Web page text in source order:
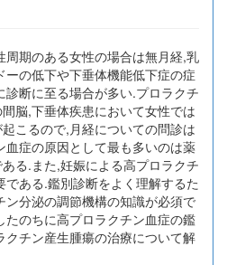
周期のある女性の場合は無月経,乳
の低下や下垂体機能低下症の症
断に至る場合が多い.プロラクチ
脳,下垂体疾患において女性では
こるので,月経についての問診は
症の原因として最も多いのは薬
る.また,妊娠による高プロラクチ
ある.鑑別診断をよく理解するた
分泌の調節機構の知識が必須で
のちに高プロラクチン血症の鑑
クチン産生腫瘍の治療について解